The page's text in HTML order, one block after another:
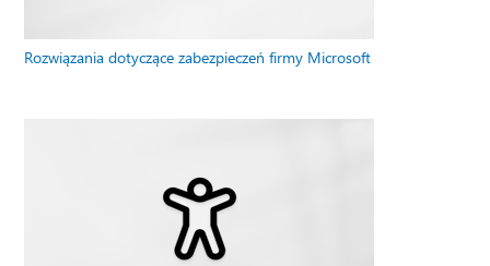
Rozwiązania dotyczące zabezpieczeń firmy Microsoft